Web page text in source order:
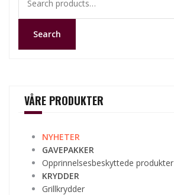
for:
Search
VÅRE PRODUKTER
NYHETER
GAVEPAKKER
Opprinnelsesbeskyttede produkter
KRYDDER
Grillkrydder